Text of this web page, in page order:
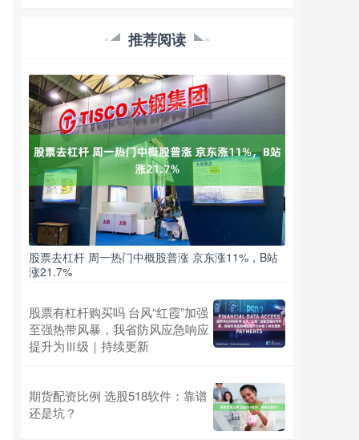
推荐阅读
股票去杠杆 周一热门中概股普涨 京东涨11%，B站
涨21.7%
股票有杠杆购买吗 台风“红霞”加强
至强热带风暴，我省防风应急响应
提升为Ⅲ级｜持续更新
期货配资比例 选股518软件：靠谱
还是坑？